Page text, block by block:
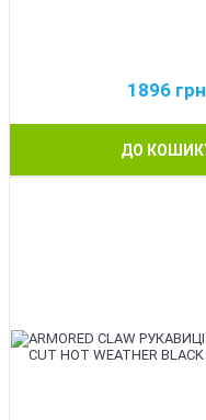
1896 грн
ДО